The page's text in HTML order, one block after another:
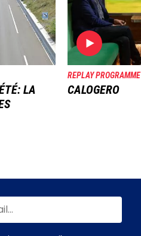
LA
REPLAY PROGRAMME
CALOGERO